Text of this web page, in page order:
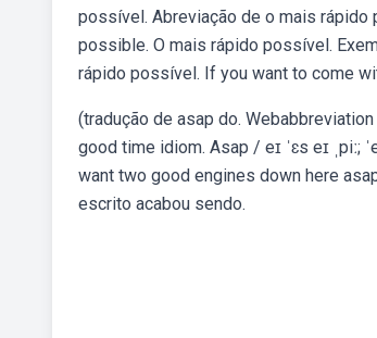
possível. Abreviação de o mais rápido
possible. O mais rápido possível.
rápido possível. If you want to come
(tradução de asap do.
good time idiom. Asap / eɪ ˈɛs eɪ
want two good engines down here
escrito acabou sendo.